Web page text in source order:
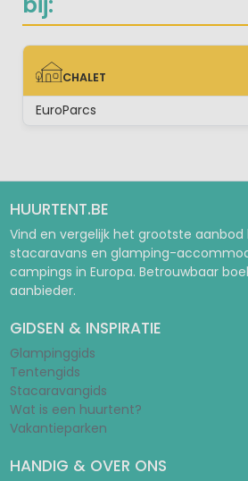
CHALET
CHALET
EuroParcs
HUURTENT.BE
Vind en vergelijk het grootste
stacaravans en glamping-
campings in Europa. Betrouwbaar
aanbieder.
GIDSEN & INSPIRATIE
Glampinggids
Tentengids
Stacaravangids
Wat is een huurtent?
Vakantieparken
HANDIG & OVER ONS